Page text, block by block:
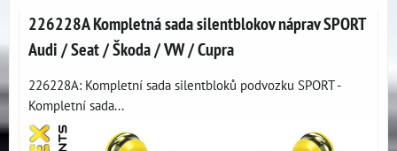
226228A Kompletná sada silentblokov náprav SPORT
Audi / Seat / Škoda / VW / Cupra
226228A: Kompletní sada silentbloků podvozku SPORT -
Kompletní sada...